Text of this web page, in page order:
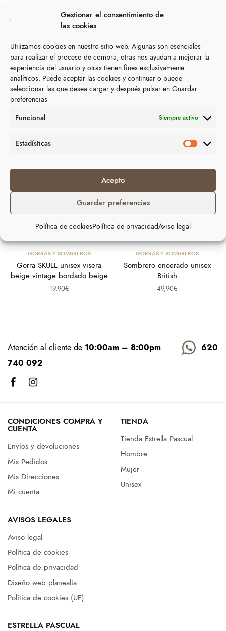
Gestionar el consentimiento de
las cookies
Utilizamos cookies en nuestro sitio web. Algunas son esenciales
para realizar el proceso de compra, otras nos ayudan a mejorar la
experiencia del usuario y otras tienen fines exclusivamente
analíticos. Puede aceptar las cookies y continuar o puede
seleccionar las que desea cargar y después pulsar en Guardar
preferencias
Funcional
Siempre activo
Estadísticas
Acepto
Guardar preferencias
Política de cookiesPolítica de privacidadAviso legal
Descripción
Unisex. Ajustable.
Productos relacionados
Añadir al carrito
GORRAS Y SOMBREROS
Gorra SKULL unisex visera
beige vintage bordado beige
19,90€
Seleccionar opciones
GORRAS Y SOMBREROS
Sombrero encerado unisex
British
49,90€
Atención al cliente de 10:00am – 8:00pm
620
740 092
CONDICIONES COMPRA Y
CUENTA
Envíos y devoluciones
Mis Pedidos
Mis Direcciones
Mi cuenta
TIENDA
Tienda Estrella Pascual
Hombre
Mujer
Unisex
AVISOS LEGALES
Aviso legal
Política de cookies
Política de privacidad
Diseño web planealia
Política de cookies (UE)
ESTRELLA PASCUAL